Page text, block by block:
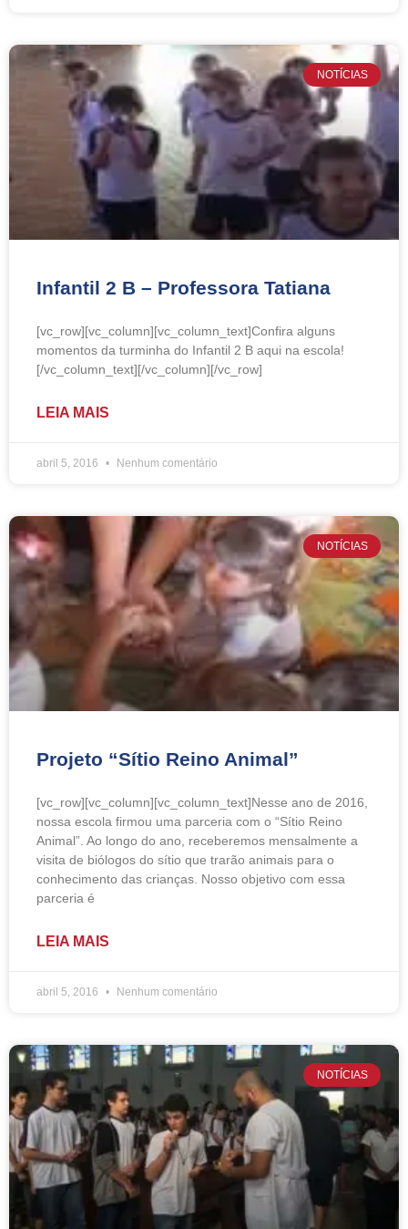
NOTÍCIAS
Infantil 2 B – Professora Tatiana
[vc_row][vc_column][vc_column_text]Confira alguns
momentos da turminha do Infantil 2 B aqui na escola!
[/vc_column_text][/vc_column][/vc_row]
LEIA MAIS
abril 5, 2016 Nenhum comentário
NOTÍCIAS
Projeto “Sítio Reino Animal”
[vc_row][vc_column][vc_column_text]Nesse ano de 2016,
nossa escola firmou uma parceria com o “Sítio Reino
Animal”. Ao longo do ano, receberemos mensalmente a
visita de biólogos do sítio que trarão animais para o
conhecimento das crianças. Nosso objetivo com essa
parceria é
LEIA MAIS
abril 5, 2016 Nenhum comentário
NOTÍCIAS